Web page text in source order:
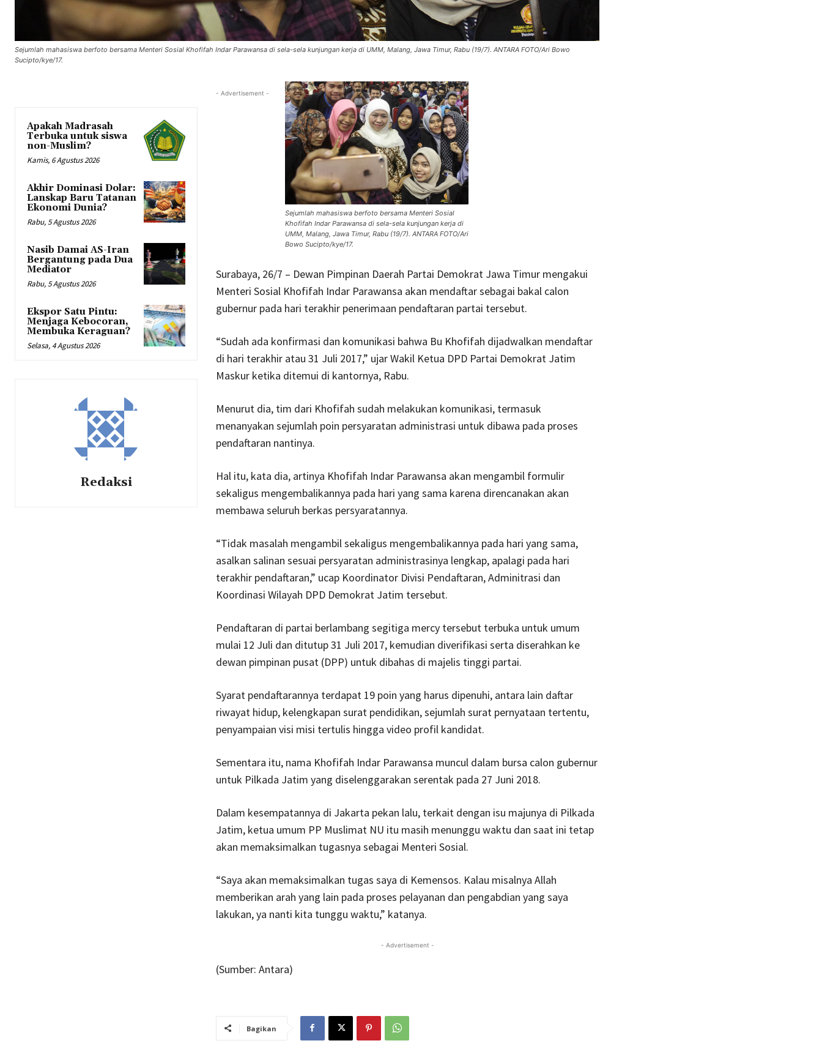
Sejumlah mahasiswa berfoto bersama Menteri Sosial Khofifah Indar Parawansa di sela-sela kunjungan kerja di UMM, Malang, Jawa Timur, Rabu (19/7). ANTARA FOTO/Ari Bowo
Sucipto/kye/17.
Apakah Madrasah
Terbuka untuk siswa
non-Muslim?
Kamis, 6 Agustus 2026
Akhir Dominasi Dolar:
Lanskap Baru Tatanan
Ekonomi Dunia?
Rabu, 5 Agustus 2026
Nasib Damai AS-Iran
Bergantung pada Dua
Mediator
Rabu, 5 Agustus 2026
Ekspor Satu Pintu:
Menjaga Kebocoran,
Membuka Keraguan?
Selasa, 4 Agustus 2026
Redaksi
- Advertisement -
Sejumlah mahasiswa berfoto bersama Menteri Sosial
Khofifah Indar Parawansa di sela-sela kunjungan kerja di
UMM, Malang, Jawa Timur, Rabu (19/7). ANTARA FOTO/Ari
Bowo Sucipto/kye/17.
Surabaya, 26/7 – Dewan Pimpinan Daerah Partai Demokrat Jawa Timur mengakui
Menteri Sosial Khofifah Indar Parawansa akan mendaftar sebagai bakal calon
gubernur pada hari terakhir penerimaan pendaftaran partai tersebut.
“Sudah ada konfirmasi dan komunikasi bahwa Bu Khofifah dijadwalkan mendaftar
di hari terakhir atau 31 Juli 2017,” ujar Wakil Ketua DPD Partai Demokrat Jatim
Maskur ketika ditemui di kantornya, Rabu.
Menurut dia, tim dari Khofifah sudah melakukan komunikasi, termasuk
menanyakan sejumlah poin persyaratan administrasi untuk dibawa pada proses
pendaftaran nantinya.
Hal itu, kata dia, artinya Khofifah Indar Parawansa akan mengambil formulir
sekaligus mengembalikannya pada hari yang sama karena direncanakan akan
membawa seluruh berkas persyaratannya.
“Tidak masalah mengambil sekaligus mengembalikannya pada hari yang sama,
asalkan salinan sesuai persyaratan administrasinya lengkap, apalagi pada hari
terakhir pendaftaran,” ucap Koordinator Divisi Pendaftaran, Adminitrasi dan
Koordinasi Wilayah DPD Demokrat Jatim tersebut.
Pendaftaran di partai berlambang segitiga mercy tersebut terbuka untuk umum
mulai 12 Juli dan ditutup 31 Juli 2017, kemudian diverifikasi serta diserahkan ke
dewan pimpinan pusat (DPP) untuk dibahas di majelis tinggi partai.
Syarat pendaftarannya terdapat 19 poin yang harus dipenuhi, antara lain daftar
riwayat hidup, kelengkapan surat pendidikan, sejumlah surat pernyataan tertentu,
penyampaian visi misi tertulis hingga video profil kandidat.
Sementara itu, nama Khofifah Indar Parawansa muncul dalam bursa calon gubernur
untuk Pilkada Jatim yang diselenggarakan serentak pada 27 Juni 2018.
Dalam kesempatannya di Jakarta pekan lalu, terkait dengan isu majunya di Pilkada
Jatim, ketua umum PP Muslimat NU itu masih menunggu waktu dan saat ini tetap
akan memaksimalkan tugasnya sebagai Menteri Sosial.
“Saya akan memaksimalkan tugas saya di Kemensos. Kalau misalnya Allah
memberikan arah yang lain pada proses pelayanan dan pengabdian yang saya
lakukan, ya nanti kita tunggu waktu,” katanya.
- Advertisement -
(Sumber: Antara)
Bagikan